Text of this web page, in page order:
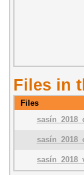
Files in
Files